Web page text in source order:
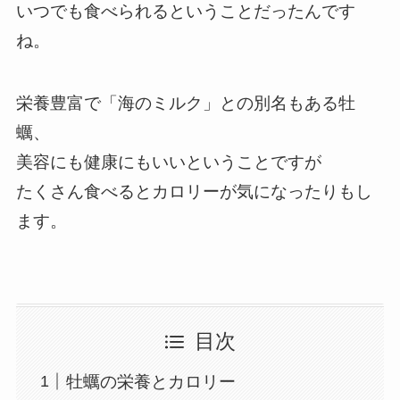
いつでも食べられるということだったんです
ね。
栄養豊富で「海のミルク」との別名もある牡
蠣、
美容にも健康にもいいということですが
たくさん食べるとカロリーが気になったりもし
ます。
目次
牡蠣の栄養とカロリー